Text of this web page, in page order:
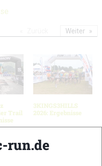
Trail
3KINGS3HILLS
2026: Ergebnisse
Weiter
run.de